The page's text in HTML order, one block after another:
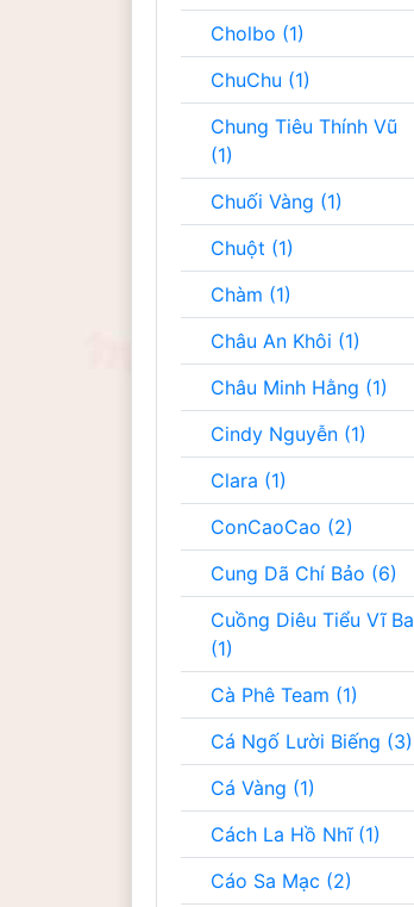
Cholbo (1)
ChuChu (1)
Chung Tiêu Thính Vũ
(1)
Chuối Vàng (1)
Chuột (1)
Chàm (1)
Châu An Khôi (1)
Châu Minh Hằng (1)
Cindy Nguyễn (1)
Clara (1)
ConCaoCao (2)
Cung Dã Chí Bảo (6)
Cuồng Diêu Tiểu Vĩ Ba
(1)
Cà Phê Team (1)
Cá Ngố Lười Biếng (3)
Cá Vàng (1)
Cách La Hồ Nhĩ (1)
Cáo Sa Mạc (2)